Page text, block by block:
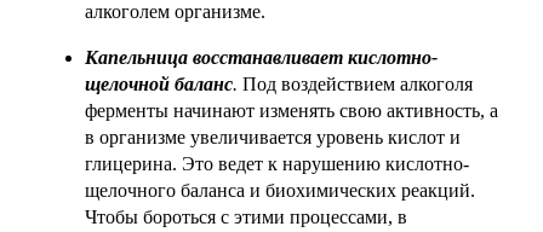
алкоголем организме.
Капельница восстанавливает кислотно-
щелочной баланс. Под воздействием алкоголя
ферменты начинают изменять свою активность, а
в организме увеличивается уровень кислот и
глицерина. Это ведет к нарушению кислотно-
щелочного баланса и биохимических реакций.
Чтобы бороться с этими процессами, в